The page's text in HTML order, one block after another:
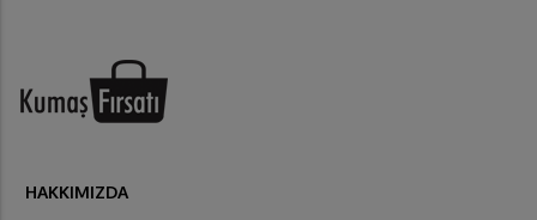
HAKKIMIZDA